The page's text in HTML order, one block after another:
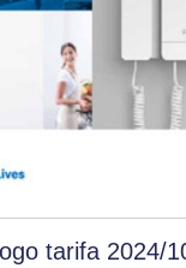
tarifa 2024/